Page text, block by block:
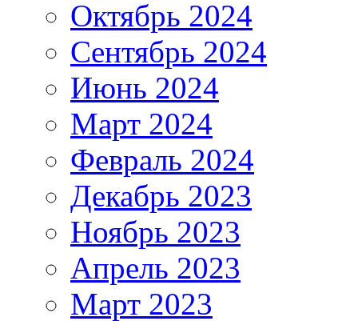
Октябрь 2024
Сентябрь 2024
Июнь 2024
Март 2024
Февраль 2024
Декабрь 2023
Ноябрь 2023
Апрель 2023
Март 2023